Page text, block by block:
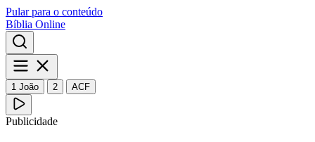
Pular para o conteúdo
Bíblia Online
1 João 2 ACF
Publicidade